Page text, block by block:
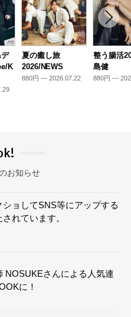
K
夏の癒し旅
2026/NEWS
880円 — 2026.07.22
整う腸活
島健
880円 —
お知らせ
ョしてSNS等にアップする
れています。
NOSUKEさんによる人気連
に！